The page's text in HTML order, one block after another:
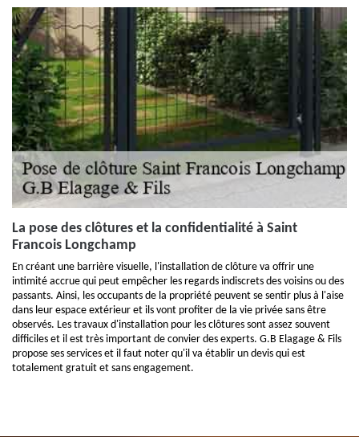
La pose des clôtures et la confidentialité à Saint
Francois Longchamp
En créant une barrière visuelle, l'installation de clôture va offrir une
intimité accrue qui peut empêcher les regards indiscrets des voisins ou des
passants. Ainsi, les occupants de la propriété peuvent se sentir plus à l'aise
dans leur espace extérieur et ils vont profiter de la vie privée sans être
observés. Les travaux d'installation pour les clôtures sont assez souvent
difficiles et il est très important de convier des experts. G.B Elagage & Fils
propose ses services et il faut noter qu'il va établir un devis qui est
totalement gratuit et sans engagement.